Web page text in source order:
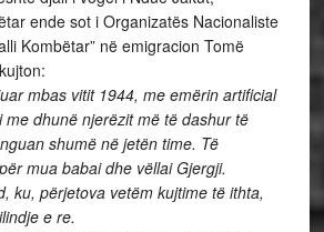
ende sot i Organizatës Nacionaliste
Kombëtar” në emigracion Tomë
mbas vitit 1944, me emërin artificial
me dhunë njerëzit më të dashur të
shumë në jetën time. Të
mua babai dhe vëllai Gjergji.
ku, përjetova vetëm kujtime të ithta,
e re.